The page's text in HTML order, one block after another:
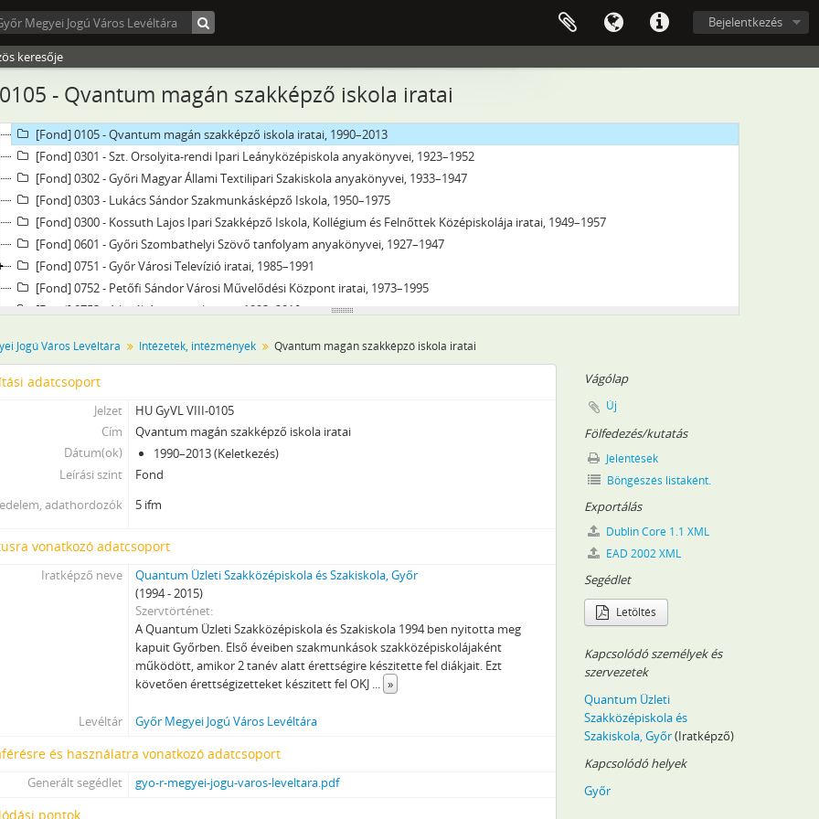
Bejelentkezés
keresője
- Qvantum magán szakképző iskola iratai
[Fond] 0059 - Petz Lajos Egészségügyi Szakközépiskola és Szakmunkás iskola, 1957–2006
[Fond] 0101 - Szabadhegyi r. k. elemi népiskola - József Attila (Szabadhegy) Állami általános iskola iratai, 1893–1997
[Fond] 0102 - Gombos Ferenc Állami Általános Iskola iratai, 1948–1993
[Fond] 0103 - Liszt Ferenc utcai r.k. Elemi Fiúiskola iratai, 1945–1948
[Fond] 0104 - Jókai Mór Általános és Szakképző iskola iratai, 1980–2013
[Fond] 0105 - Qvantum magán szakképző iskola iratai, 1990–2013
[Fond] 0301 - Szt. Orsolyita-rendi Ipari Leányközépiskola anyakönyvei, 1923–1952
[Fond] 0302 - Győri Magyar Állami Textilipari Szakiskola anyakönyvei, 1933–1947
[Fond] 0303 - Lukács Sándor Szakmunkásképző Iskola, 1950–1975
[Fond] 0300 - Kossuth Lajos Ipari Szakképző Iskola, Kollégium és Felnőttek Középiskolája iratai, 1949–1957
[Fond] 0601 - Győri Szombathelyi Szövő tanfolyam anyakönyvei, 1927–1947
[Fond] 0751 - Győr Városi Televízió iratai, 1985–1991
[Fond] 0752 - Petőfi Sándor Városi Művelődési Központ iratai, 1973–1995
[Fond] 0753 - A levéltár ügyviteli iratai, 1993–2010
[fondfőcsoport] IX - Testületek, 1937–1992
[fondfőcsoport] X - Egyesületek, pártok, 1827–2015
[fondfőcsoport] XIV - Személyek, 1959–1994
[fondfőcsoport] XV - Gyűjtemények, 1322–2016
[fondfőcsoport] XVI - A Népköztársaság és a Tanácsköztársaság forradalmi szervei, 1919
[fondfőcsoport] XXIX - Vállalatok, 1958–1997
[fondfőcsoport] XXXVII - Megyei jogú városi önkormányzat, 1990–1995
Jogú Város Levéltára Intézetek, intézmények Qvantum magán szakképző iskola iratai
adatcsoport
Jelzet
HU GyVL VIII-0105
Cím
Qvantum magán szakképző iskola iratai
Dátum(ok)
1990–2013 (Keletkezés)
Leírási szint
Fond
adathordozók
5 ifm
vonatkozó adatcsoport
Iratképző neve
Quantum Üzleti Szakközépiskola és Szakiskola, Győr
(1994 - 2015)
Szervtörténet
A Quantum Üzleti Szakközépiskola és Szakiskola 1994 ben nyitotta meg
kapuit Győrben. Első éveiben szakmunkások szakközépiskolájaként
működött, amikor 2 tanév alatt érettségire készitette fel diákjait. Ezt
követően érettségizetteket készitett fel OKJ ... »
Levéltár Győr Megyei Jogú Város Levéltára
és használatra vonatkozó adatcsoport
Generált segédlet gyo-r-megyei-jogu-varos-leveltara.pdf
pontok
Vágólap
Új
Fölfedezés/kutatás
Jelentések
Böngészés listaként.
Exportálás
Dublin Core 1.1 XML
EAD 2002 XML
Segédlet
Letöltés
Kapcsolódó személyek és
szervezetek
Quantum Üzleti
Szakközépiskola és
Szakiskola, Győr(Iratképző)
Kapcsolódó helyek
Győr